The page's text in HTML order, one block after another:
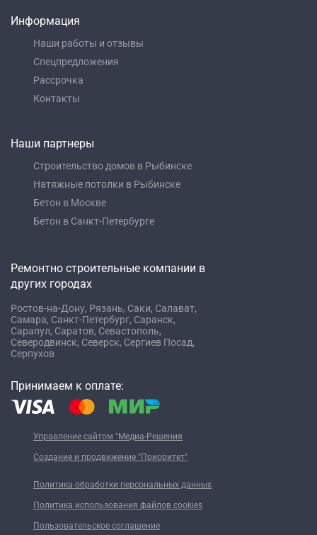
Принимаем к оплате:
Информация
Наши работы и отзывы
Спецпредложения
Рассрочка
Контакты
Наши партнеры
Строительство домов в Рыбинске
Натяжные потолки в Рыбинске
Бетон в Москве
Бетон в Санкт-Петербурге
Ремонтно строительные компании в
других городах
Ростов-на-Дону, Рязань, Саки, Салават,
Самара, Санкт-Петербург, Саранск,
Сарапул, Саратов, Севастополь,
Северодвинск, Северск, Сергиев Посад,
Серпухов
Управление сайтом "Медиа-Решения
Создание и продвижение "Приоритет"
Политика обработки персональных данных
Политика использования файлов cookies
Пользовательское соглашение